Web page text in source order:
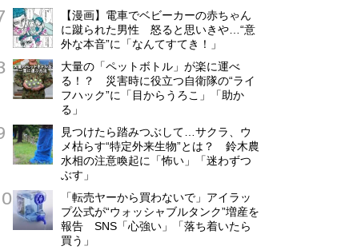
【漫画】電車でベビーカーの赤ちゃん
に蹴られた男性 怒ると思いきや…“意
外な本音”に「なんてすてき！」
大量の「ペットボトル」が楽に運べ
る！？ 災害時に役立つ自衛隊の“ライ
フハック”に「目からうろこ」「助か
る」
見つけたら踏みつぶして…サクラ、ウ
メ枯らす“特定外来生物”とは？ 鈴木農
水相の注意喚起に「怖い」「迷わずつ
ぶす」
「転売ヤーから買わないで」アイラッ
プ公式が“ウォッシャブルタンク”増産を
報告 SNS「心強い」「落ち着いたら
買う」